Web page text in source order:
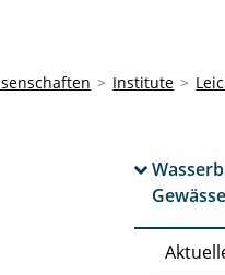
Institute